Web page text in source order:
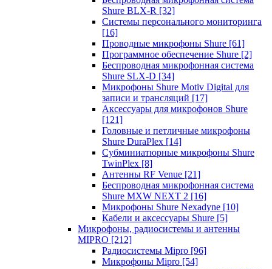
Shure BLX-R [32]
Системы персонального мониторинга
[16]
Проводные микрофоны Shure [61]
Программное обеспечение Shure [2]
Беспроводная микрофонная система
Shure SLX-D [34]
Микрофоны Shure Motiv Digital для
записи и трансляций [17]
Аксессуары для микрофонов Shure
[121]
Головные и петличные микрофоны
Shure DuraPlex [14]
Субминиатюрные микрофоны Shure
TwinPlex [8]
Антенны RF Venue [21]
Беспроводная микрофонная система
Shure MXW NEXT 2 [16]
Микрофоны Shure Nexadyne [10]
Кабели и аксессуары Shure [5]
Микрофоны, радиосистемы и антенны
MIPRO [212]
Радиосистемы Mipro [96]
Микрофоны Mipro [54]